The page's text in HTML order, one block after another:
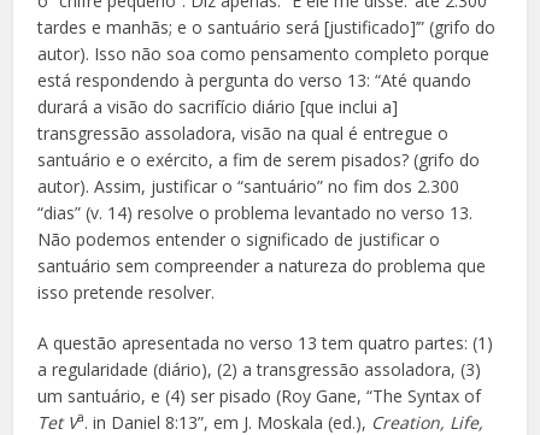
tardes e manhãs; e o santuário será [justificado]’” (grifo do
autor). Isso não soa como pensamento completo porque
está respondendo à pergunta do verso 13: “Até quando
durará a visão do sacrifício diário [que inclui a]
transgressão assoladora, visão na qual é entregue o
santuário e o exército, a fim de serem pisados? (grifo do
autor). Assim, justificar o “santuário” no fim dos 2.300
“dias” (v. 14) resolve o problema levantado no verso 13.
Não podemos entender o significado de justificar o
santuário sem compreender a natureza do problema que
isso pretende resolver.
A questão apresentada no verso 13 tem quatro partes: (1)
a regularidade (diário), (2) a transgressão assoladora, (3)
um santuário, e (4) ser pisado (Roy Gane, “The Syntax of
Tet Va. in Daniel 8:13”, em J. Moskala (ed.), Creation, Life,